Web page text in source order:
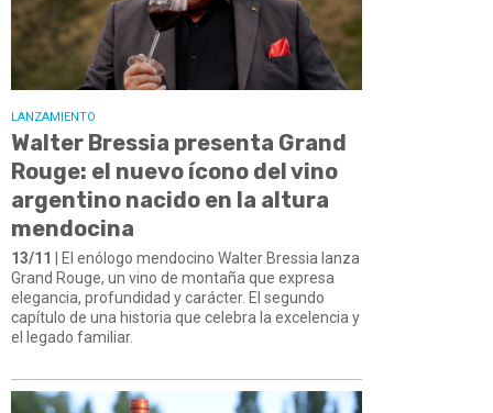
LANZAMIENTO
Walter Bressia presenta Grand
Rouge: el nuevo ícono del vino
argentino nacido en la altura
mendocina
13/11
| El enólogo mendocino Walter Bressia lanza
Grand Rouge, un vino de montaña que expresa
elegancia, profundidad y carácter. El segundo
capítulo de una historia que celebra la excelencia y
el legado familiar.